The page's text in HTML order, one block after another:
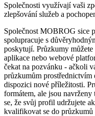
Společnosti využívají vaši
zlepšování služeb a
Společnost MOBROG sice
spolupracuje s
poskytují. Průzkumy
aplikace nebo webové
čekat na pozvánku - ačkoli
průzkumům prostřednictvím
dispozici nové příležitosti.
formátem, ale jsou
se, že svůj profil udržujete
kvalifikovat se do průzkumů